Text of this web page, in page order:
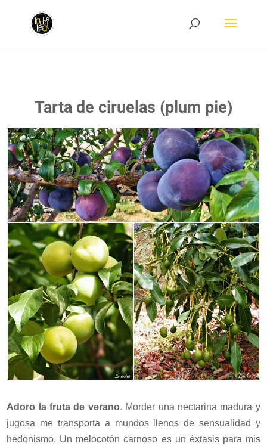
Tarta de ciruelas (plum pie)
Adoro la fruta de verano. Morder una nectarina madura y
jugosa me transporta a mundos llenos de sensualidad y
hedonismo. Un melocotón carnoso es un éxtasis para mis